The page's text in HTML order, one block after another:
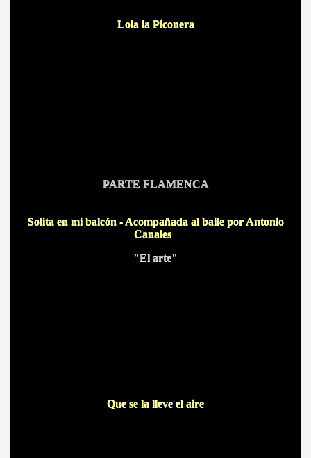
Lola la Piconera
PARTE FLAMENCA
Solita en mi balcón - Acompañada al baile por Antonio
Canales
"El arte"
Que se la lleve el aire